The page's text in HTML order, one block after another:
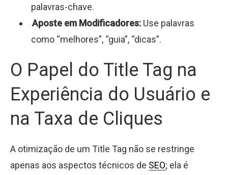
palavras-chave.
Aposte em Modificadores: Use palavras
como “melhores”, “guia”, “dicas”.
O Papel do Title Tag na
Experiência do Usuário e
na Taxa de Cliques
A otimização de um Title Tag não se restringe
apenas aos aspectos técnicos de SEO; ela é